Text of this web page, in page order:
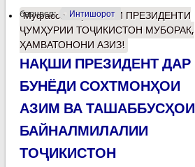
барчасп: Интишорот
Муфассалтаро РӮЗИ ПРЕЗИДЕНТИ
ҶУМҲУРИИ ТОҶИКИСТОН МУБОРАК,
ҲАМВАТОНОНИ АЗИЗ!
НАҚШИ ПРЕЗИДЕНТ ДАР
БУНЁДИ СОХТМОНҲОИ
АЗИМ ВА ТАШАББУСҲОИ
БАЙНАЛМИЛАЛИИ
ТОҶИКИСТОН